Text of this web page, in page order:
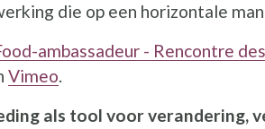
die op een horizontale
ambassadeur - Rencontre
Vimeo.
als tool voor verandering,